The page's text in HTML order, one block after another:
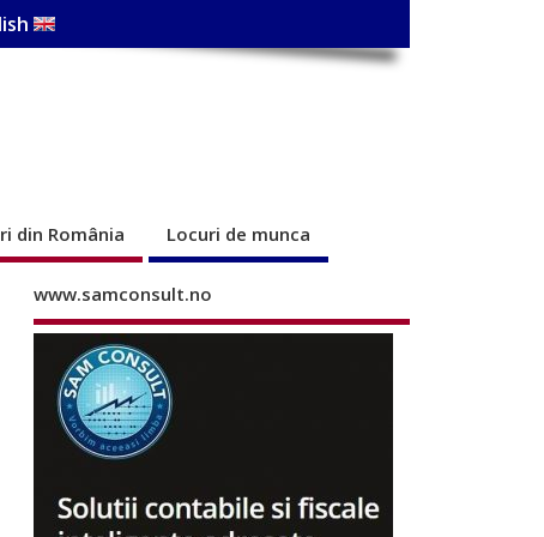
din România Locuri de munca
www.samconsult.no